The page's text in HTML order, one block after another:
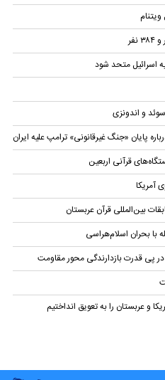
اسرائیل متحد شود
و اندونزی
پایان «جنگ غیرقانونی» ترامپ علیه ایران
آمریکا
با بحران اسلام‌هراسی
پی قدرت بازدارندگی محور مقاومت
و عربستان را به تعویق انداختیم